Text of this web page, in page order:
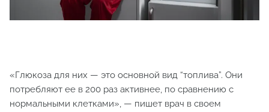
«Глюкоза для них — это основной вид “топлива”. Они
потребляют ее в 200 раз активнее, по сравнению с
нормальными клетками», — пишет врач в своем